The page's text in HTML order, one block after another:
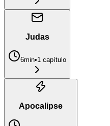
Judas
6min•1 capítulo
Apocalipse